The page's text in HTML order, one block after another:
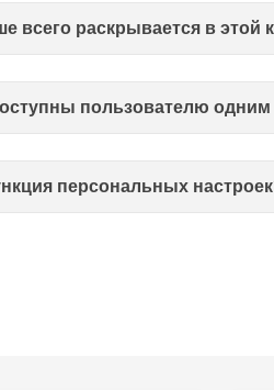
всего раскрывается в
пользователю
персональных